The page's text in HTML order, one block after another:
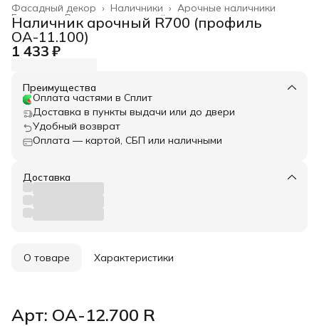
Арочные наличники
Наличники ›
Фасадный декор ›
Весь архитектурный декор ›
Главная ›
Наличник арочный R700 (профиль
ОА-11.100)
1 433 ₽
Преимущества
Оплата частями в Сплит
Доставка в пункты выдачи или до двери
Удобный возврат
Оплата — картой, СБП или наличными
Доставка
О товаре Характеристики
Арт: ОА-12.700 R